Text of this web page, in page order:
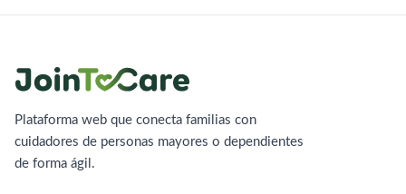
Plataforma web que conecta familias con
cuidadores de personas mayores o dependientes
de forma ágil.